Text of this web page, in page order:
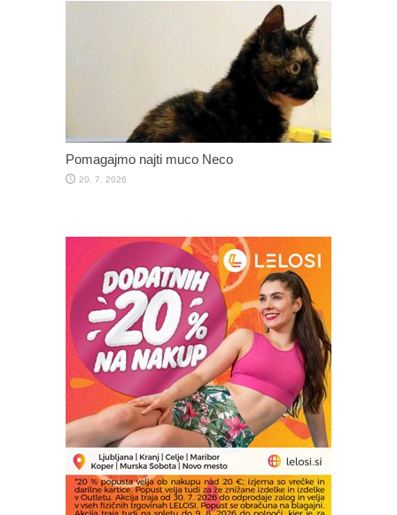
Pomagajmo najti muco Neco
20. 7. 2026